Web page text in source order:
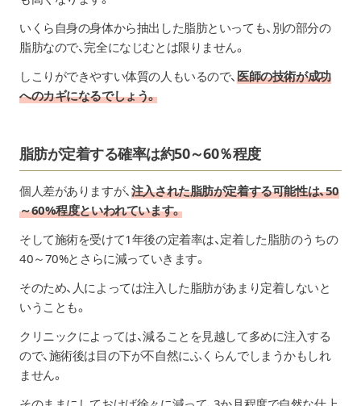
いくら自身の身体から抽出した脂肪といっても、別の部分の
脂肪なので、完全になじむとは限りません。
しこりができやすい体質の人もいるので、医師の技術が成功
へのカギになるでしょう。
脂肪が定着する確率は約50～60％程度
個人差がありますが、注入された脂肪が定着する可能性は、50
～60%程度といわれています。
そして施術を受けて1年後の定着率は、定着した脂肪のうちの
40～70%とさらに減っていきます。
そのため、人によっては注入した脂肪があまり定着しないと
いうことも。
クリニックによっては、減ることを見越して多めに注入する
ので、施術後は目の下が不自然にふくらんでしまうかもしれ
ません。